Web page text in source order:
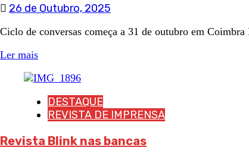
26 de Outubro, 2025
Ciclo de conversas começa a 31 de outubro em
Ler mais
DESTAQUE
REVISTA DE IMPRENSA
Revista Blink nas bancas